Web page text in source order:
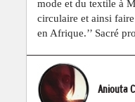
mode et du textile à
circulaire et ainsi
en Afrique.’’ Sacré
Aniouta